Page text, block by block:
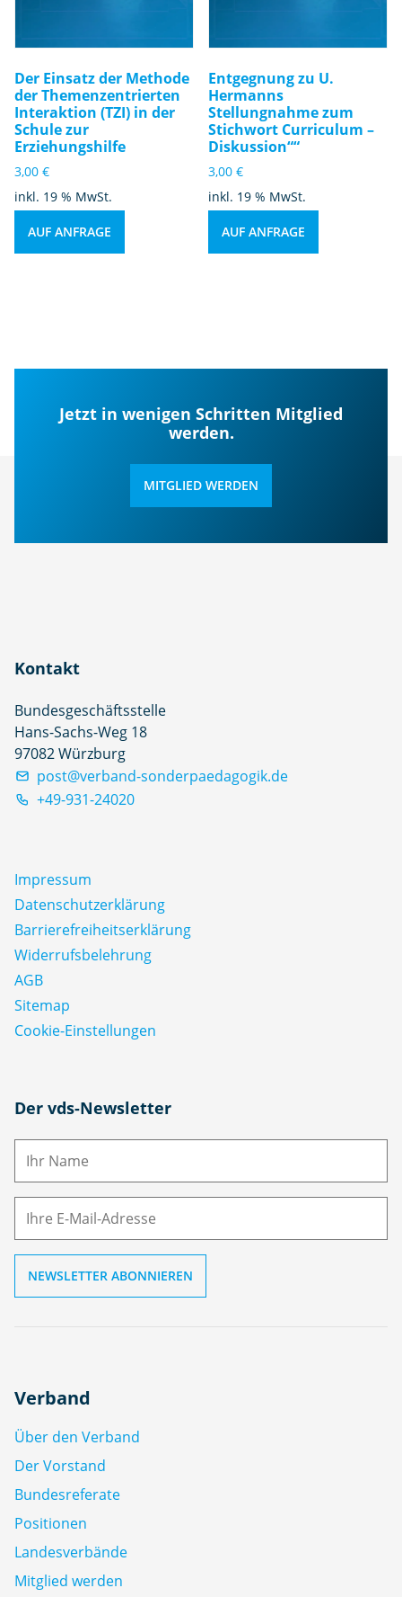
Der Einsatz der Methode
der Themenzentrierten
Interaktion (TZI) in der
Schule zur
Erziehungshilfe
3,00 €
inkl. 19 % MwSt.
AUF ANFRAGE
Entgegnung zu U.
Hermanns
Stellungnahme zum
Stichwort Curriculum –
Diskussion““
3,00€
inkl. 19 % MwSt.
AUF ANFRAGE
Jetzt in wenigen Schritten Mitglied
werden.
MITGLIED WERDEN
Kontakt
Bundesgeschäftsstelle
Hans-Sachs-Weg 18
97082 Würzburg
post@verband-sonderpaedagogik.de
+49-931-24020
Impressum
Datenschutz­erklärung
Barrierefreiheitserklärung
Widerrufsbelehrung
AGB
Sitemap
Cookie-Einstellungen
Der vds-Newsletter
N
M
Verband
Über den Verband
Der Vorstand
Bundesreferate
Positionen
Landesverbände
Mitglied werden